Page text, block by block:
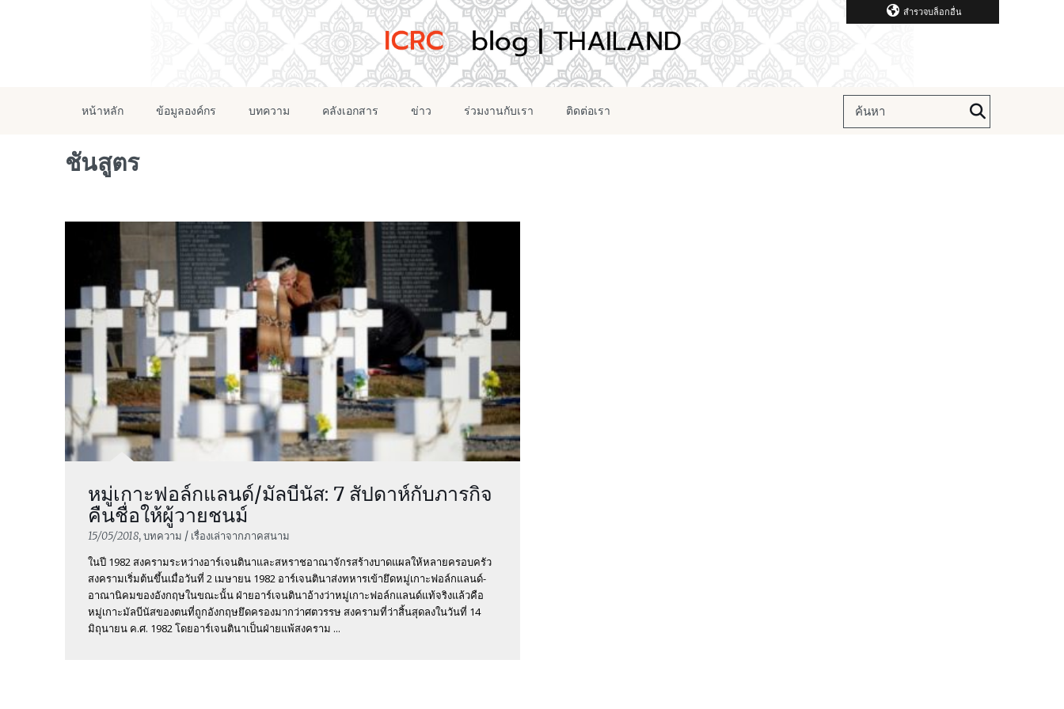
สำรวจบล็อกอื่น
หน้าหลัก ข้อมูลองค์กร บทความ คลังเอกสาร ข่าว ร่วมงานกับเรา ติดต่อเรา
ชันสูตร
หมู่เกาะฟอล์กแลนด์/มัลบีนัส: 7 สัปดาห์กับภารกิจ
คืนชื่อให้ผู้วายชนม์
15/05/2018, บทความ / เรื่องเล่าจากภาคสนาม
ในปี 1982 สงครามระหว่างอาร์เจนตินาและสหราชอาณาจักรสร้างบาดแผลให้หลายครอบครัว
สงครามเริ่มต้นขึ้นเมื่อวันที่ 2 เมษายน 1982 อาร์เจนตินาส่งทหารเข้ายึดหมู่เกาะฟอล์กแลนด์-
อาณานิคมของอังกฤษในขณะนั้น ฝ่ายอาร์เจนตินาอ้างว่าหมู่เกาะฟอล์กแลนด์แท้จริงแล้วคือ
หมู่เกาะมัลบีนัสของตนที่ถูกอังกฤษยึดครองมากว่าศตวรรษ สงครามที่ว่าสิ้นสุดลงในวันที่ 14
มิถุนายน ค.ศ. 1982 โดยอาร์เจนตินาเป็นฝ่ายแพ้สงคราม ...